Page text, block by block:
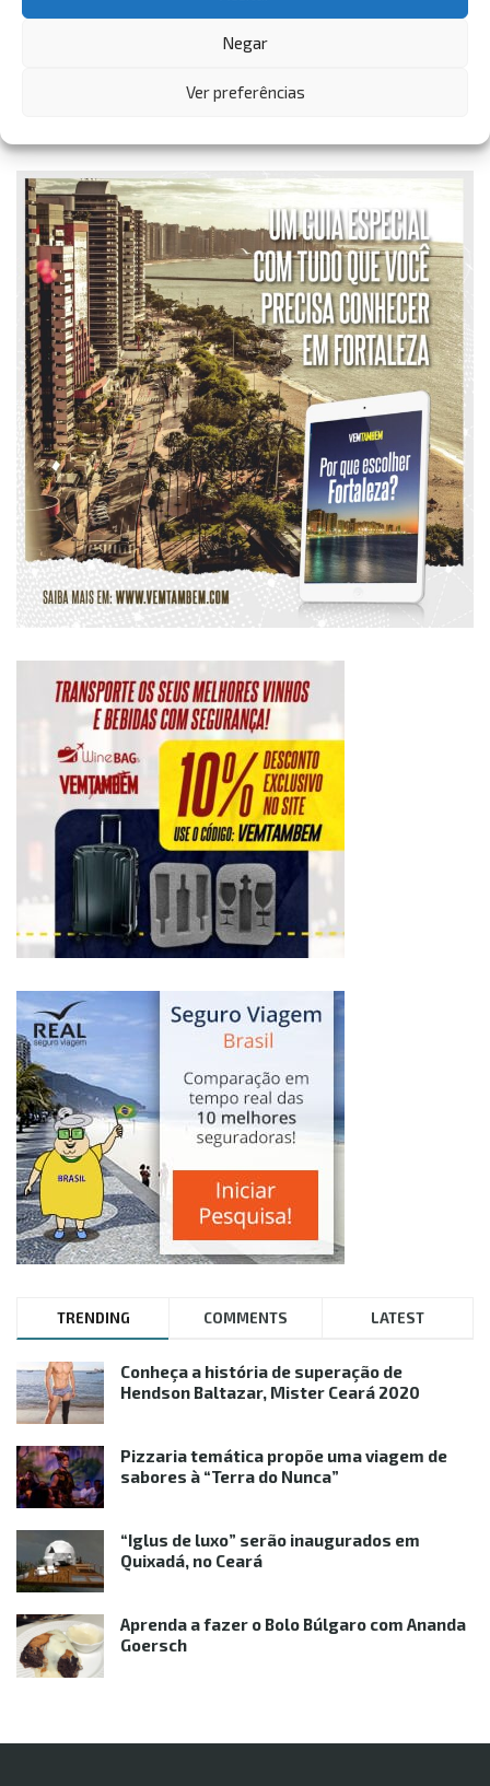
Negar
Ver preferências
TRENDING COMMENTS LATEST
Conheça a história de superação de
Hendson Baltazar, Mister Ceará 2020
Pizzaria temática propõe uma viagem de
sabores à “Terra do Nunca”
“Iglus de luxo” serão inaugurados em
Quixadá, no Ceará
Aprenda a fazer o Bolo Búlgaro com Ananda
Goersch